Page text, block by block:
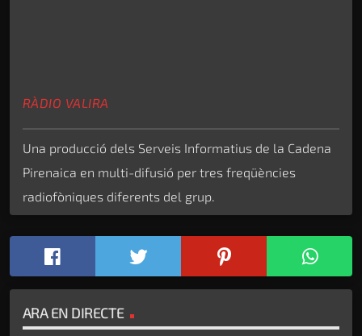
RÀDIO VALIRA
Una producció dels Serveis Informatius de la Cadena
Pirenaica en multi-difusió per tres freqüències
radiofòniques diferents del grup.
ARA EN DIRECTE